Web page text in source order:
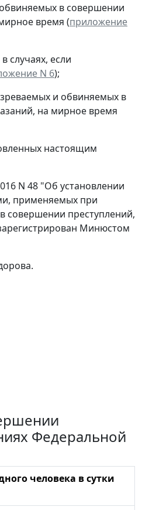
в совершении
время (приложение
случаях, если
N 6);
и обвиняемых в
на мирное время
настоящим
N 48 "Об установлении
применяемых при
совершении преступлений,
Минюстом
Федеральной
человека в сутки